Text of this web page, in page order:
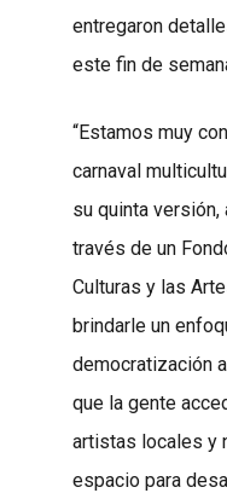
entregaron
este fin de
“Estamos muy
carnaval
su quinta
través de un
Culturas y las
brindarle un
democratización
que la gente
artistas locales y
espacio para